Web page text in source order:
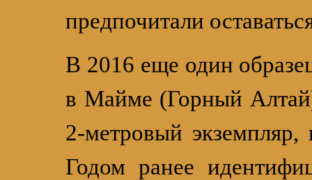
предпочитали
В 2016 еще один
в Майме (Горный
2-метровый
Годом ранее